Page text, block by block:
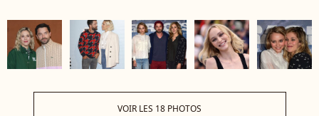
VOIR LES 18 PHOTOS